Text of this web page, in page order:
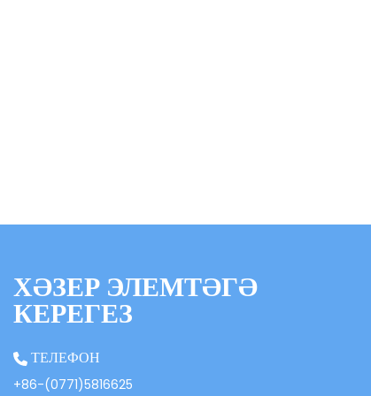
ХӘЗЕР ЭЛЕМТӘГӘ
КЕРЕГЕЗ
ТЕЛЕФОН
+86-(0771)5816625